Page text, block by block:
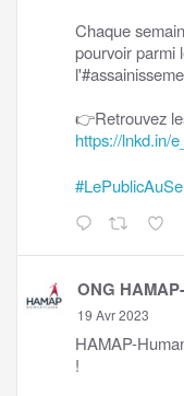
Chaque
pourvoir parmi
👉Retrouvez
https://lnkd.in/
ONG
19 Avr 2023
HAMAP-
!